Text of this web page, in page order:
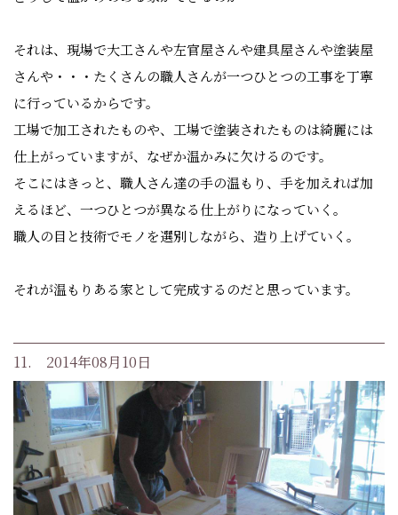
それは、現場で大工さんや左官屋さんや建具屋さんや塗装屋
さんや・・・たくさんの職人さんが一つひとつの工事を丁寧
に行っているからです。
工場で加工されたものや、工場で塗装されたものは綺麗には
仕上がっていますが、なぜか温かみに欠けるのです。
そこにはきっと、職人さん達の手の温もり、手を加えれば加
えるほど、一つひとつが異なる仕上がりになっていく。
職人の目と技術でモノを選別しながら、造り上げていく。
それが温もりある家として完成するのだと思っています。
11. 2014年08月10日